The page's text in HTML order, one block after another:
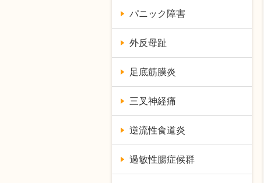
パニック障害
外反母趾
足底筋膜炎
三叉神経痛
逆流性食道炎
過敏性腸症候群